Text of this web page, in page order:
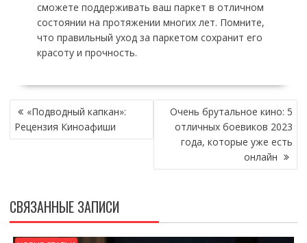
сможете поддерживать ваш паркет в отличном
состоянии на протяжении многих лет. Помните,
что правильный уход за паркетом сохранит его
красоту и прочность.
НАВИГАЦИЯ
ПО
ЗАПИСЯМ
«Подводный капкан»:
Рецензия Киноафиши
Очень брутальное кино: 5
отличных боевиков 2023
года, которые уже есть
онлайн
СВЯЗАННЫЕ ЗАПИСИ